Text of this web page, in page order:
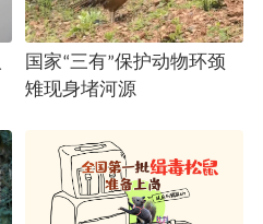
国家“三有”保护动物环颈
雉现身堵河源